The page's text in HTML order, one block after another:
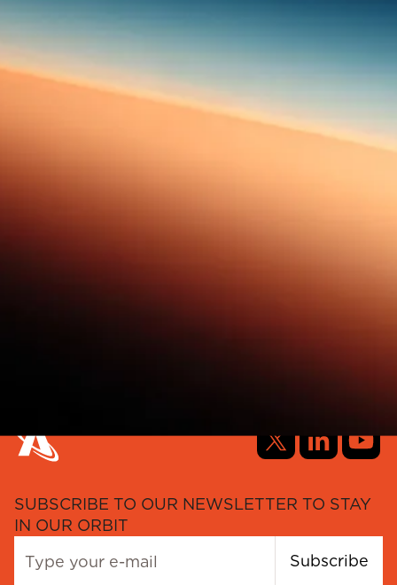
SUBSCRIBE TO OUR NEWSLETTER TO STAY
IN OUR ORBIT
Subscribe